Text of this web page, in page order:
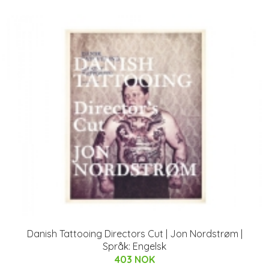
Danish Tattooing Directors Cut | Jon Nordstrøm |
Språk: Engelsk
403 NOK